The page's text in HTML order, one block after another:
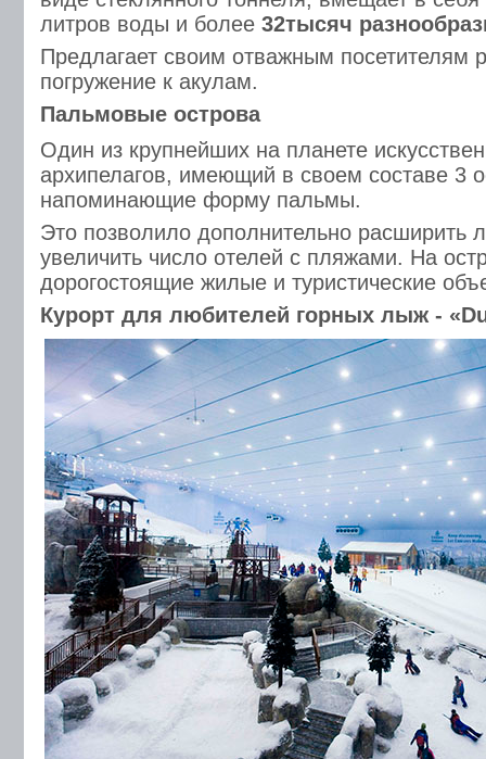
литров воды и более 32тысяч
Предлагает своим отважным посетителям
погружение к акулам.
Пальмовые острова
Один из крупнейших на планете
архипелагов, имеющий в своем составе 3
напоминающие форму пальмы.
Это позволило дополнительно расширить
увеличить число отелей с пляжами. На
дорогостоящие жилые и туристические
Курорт для любителей горных лыж -